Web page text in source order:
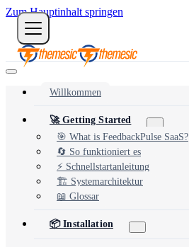
Zum Hauptinhalt springen
Willkommen
🚀 Getting Started
🎯 What is FeedbackPulse SaaS?
🔄 So funktioniert es
⚡ Schnellstartanleitung
🏗️ Systemarchitektur
📖 Glossar
📦 Installation